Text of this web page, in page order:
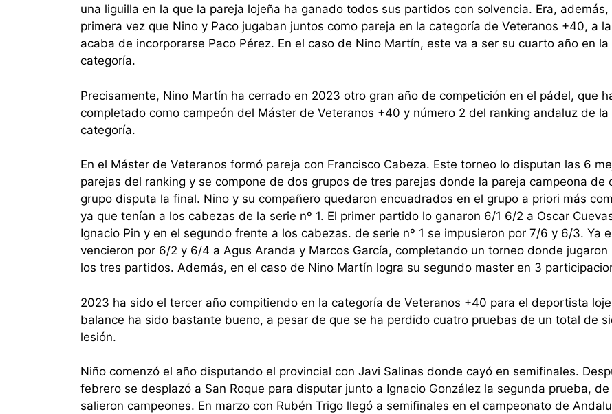
una liguilla en la que la pareja lojeña ha ganado todos sus partidos con solvencia. Era, además,
primera vez que Nino y Paco jugaban juntos como pareja en la categoría de Veteranos +40, a
acaba de incorporarse Paco Pérez. En el caso de Nino Martín, este va a ser su cuarto año en la
categoría.
Precisamente, Nino Martín ha cerrado en 2023 otro gran año de competición en el pádel, que
completado como campeón del Máster de Veteranos +40 y número 2 del ranking andaluz de la
categoría.
En el Máster de Veteranos formó pareja con Francisco Cabeza. Este torneo lo disputan las 6
parejas del ranking y se compone de dos grupos de tres parejas donde la pareja campeona de
grupo disputa la final. Nino y su compañero quedaron encuadrados en el grupo a priori más
ya que tenían a los cabezas de la serie nº 1. El primer partido lo ganaron 6/1 6/2 a Oscar
Ignacio Pin y en el segundo frente a los cabezas. de serie nº 1 se impusieron por 7/6 y 6/3. Ya
vencieron por 6/2 y 6/4 a Agus Aranda y Marcos García, completando un torneo donde jugaron
los tres partidos. Además, en el caso de Nino Martín logra su segundo master en 3
2023 ha sido el tercer año compitiendo en la categoría de Veteranos +40 para el deportista
balance ha sido bastante bueno, a pesar de que se ha perdido cuatro pruebas de un total de
lesión.
Niño comenzó el año disputando el provincial con Javi Salinas donde cayó en semifinales.
febrero se desplazó a San Roque para disputar junto a Ignacio González la segunda prueba, de
salieron campeones. En marzo con Rubén Trigo llegó a semifinales en el campeonato de